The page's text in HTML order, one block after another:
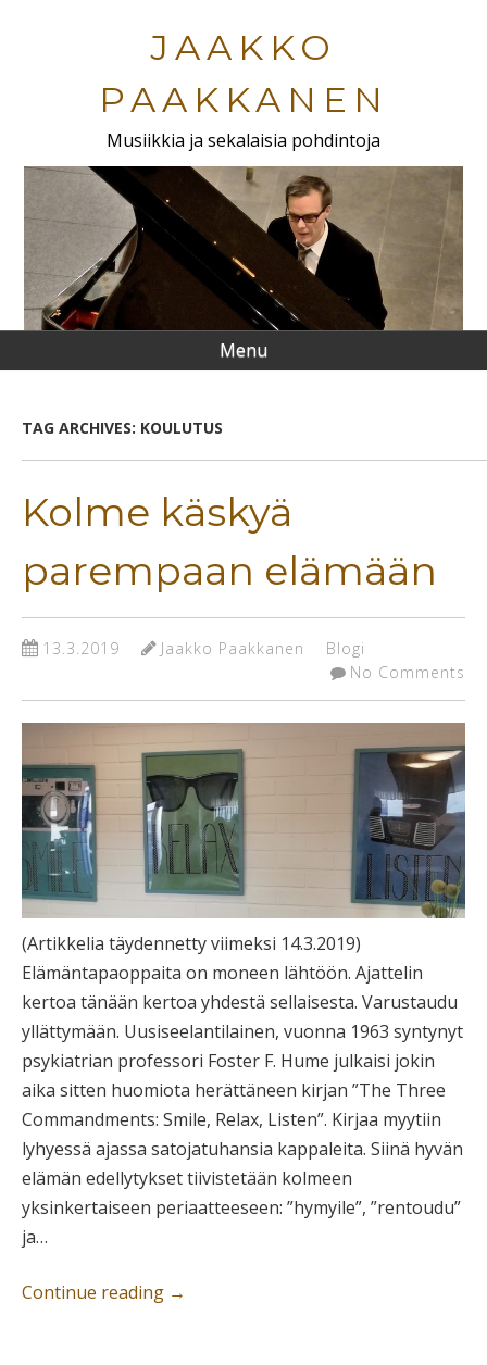
JAAKKO
PAAKKANEN
Musiikkia ja sekalaisia pohdintoja
Menu
TAG ARCHIVES: KOULUTUS
Kolme käskyä
parempaan elämään
13.3.2019 Jaakko Paakkanen
Blogi
No Comments
(Artikkelia täydennetty viimeksi 14.3.2019)
Elämäntapaoppaita on moneen lähtöön. Ajattelin
kertoa tänään kertoa yhdestä sellaisesta. Varustaudu
yllättymään. Uusiseelantilainen, vuonna 1963 syntynyt
psykiatrian professori Foster F. Hume julkaisi jokin
aika sitten huomiota herättäneen kirjan ”The Three
Commandments: Smile, Relax, Listen”. Kirjaa myytiin
lyhyessä ajassa satojatuhansia kappaleita. Siinä hyvän
elämän edellytykset tiivistetään kolmeen
yksinkertaiseen periaatteeseen: ”hymyile”, ”rentoudu”
ja…
Continue reading →